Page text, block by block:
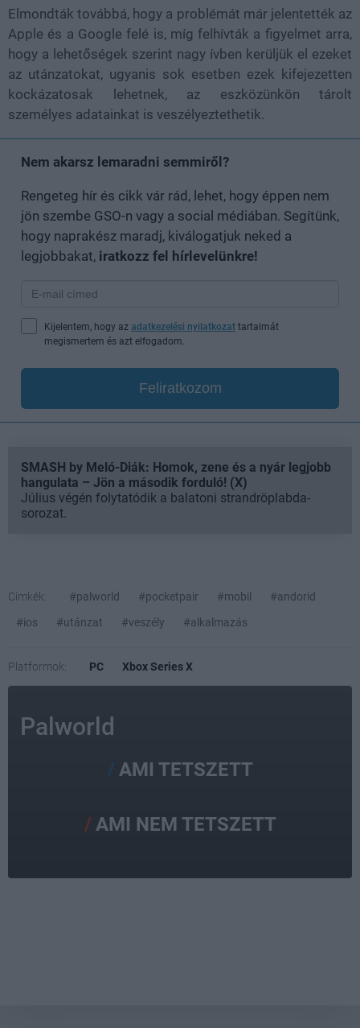
Elmondták továbbá, hogy a problémát már jelentették az
Apple és a Google felé is, míg felhívták a figyelmet arra,
hogy a lehetőségek szerint nagy ívben kerüljük el ezeket
az utánzatokat, ugyanis sok esetben ezek kifejezetten
kockázatosak lehetnek, az eszközünkön tárolt
személyes adatainkat is veszélyeztethetik.
Nem akarsz lemaradni semmiről?
Rengeteg hír és cikk vár rád, lehet, hogy éppen nem
jön szembe GSO-n vagy a social médiában. Segítünk,
hogy naprakész maradj, kiválogatjuk neked a
legjobbakat, iratkozz fel hírlevelünkre!
Kijelentem, hogy az adatkezelési nyilatkozat tartalmát
megismertem és azt elfogadom.
Feliratkozom
SMASH by Meló-Diák: Homok, zene és a nyár legjobb
hangulata – Jön a második forduló! (X)
Július végén folytatódik a balatoni strandröplabda-
sorozat.
Címkék: #palworld #pocketpair #mobil
#andorid
#ios
#utánzat #veszély #alkalmazás
Platformok: PC Xbox Series X
Palworld
AMI TETSZETT
AMI NEM TETSZETT